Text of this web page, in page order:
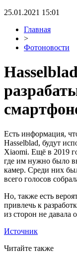
25.01.2021 15:01
Главная
>
Фотоновости
Есть информация,
Hasselblad, будут
Xiaomi. Ещё в 2019
где им нужно было
камер. Среди них
всего голосов
Но, также есть
привлечь к
из сторон не давала
Источник
Читайте также